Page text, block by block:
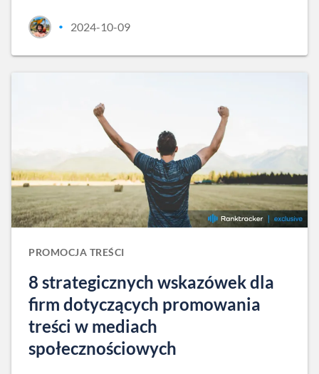
• 2024-10-09
PROMOCJA TREŚCI
8 strategicznych wskazówek dla
firm dotyczących promowania
treści w mediach
społecznościowych